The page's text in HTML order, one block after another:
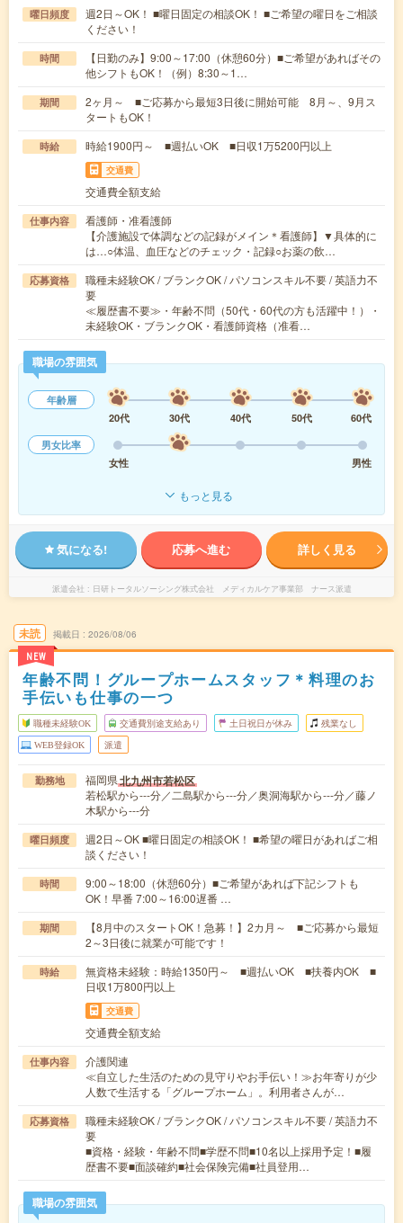
曜日頻度
週2日～OK！ ■曜日固定の相談OK！ ■ご希望の曜日をご相談
ください！
時間
【日勤のみ】9:00～17:00（休憩60分）■ご希望があればその
他シフトもOK！（例）8:30～1…
期間
2ヶ月～ ■ご応募から最短3日後に開始可能 8月～、9月ス
タートもOK！
時給 時給1900円～ ■週払いOK ■日収1万5200円以上
交通費
交通費全額支給
仕事内容
看護師・准看護師
【介護施設で体調などの記録がメイン＊看護師】▼具体的に
は…○体温、血圧などのチェック・記録○お薬の飲…
応募資格
職種未経験OK / ブランクOK / パソコンスキル不要 / 英語力不
要
≪履歴書不要≫・年齢不問（50代・60代の方も活躍中！）・
未経験OK・ブランクOK・看護師資格（准看…
職場の雰囲気
年齢層
20代
30代 40代 50代
60代
男女比率
女性
男性
もっと見る
気になる! 応募へ進む 詳しく見る
派遣会社 日研トータルソーシング株式会社 メディカルケア事業部 ナース派遣
未読
NEW
掲載日 2026/08/06
年齢不問！グループホームスタッフ＊料理のお
手伝いも仕事の一つ
職種未経験OK 交通費別途支給あり 土日祝日が休み 残業なし
WEB登録OK 派遣
勤務地 福岡県北九州市若松区
若松駅から---分／二島駅から---分／奥洞海駅から---分／藤ノ
木駅から---分
曜日頻度
週2日～OK ■曜日固定の相談OK！ ■希望の曜日があればご相
談ください！
時間
9:00～18:00（休憩60分）■ご希望があれば下記シフトも
OK！早番 7:00～16:00遅番 …
期間
【8月中のスタートOK！急募！】2カ月～ ■ご応募から最短
2～3日後に就業が可能です！
時給
無資格未経験：時給1350円～ ■週払いOK ■扶養内OK ■
日収1万800円以上
交通費
交通費全額支給
仕事内容
介護関連
≪自立した生活のための見守りやお手伝い！≫お年寄りが少
人数で生活する「グループホーム」。利用者さんが…
応募資格
職種未経験OK / ブランクOK / パソコンスキル不要 / 英語力不
要
■資格・経験・年齢不問■学歴不問■10名以上採用予定！■履
歴書不要■面談確約■社会保険完備■社員登用…
職場の雰囲気